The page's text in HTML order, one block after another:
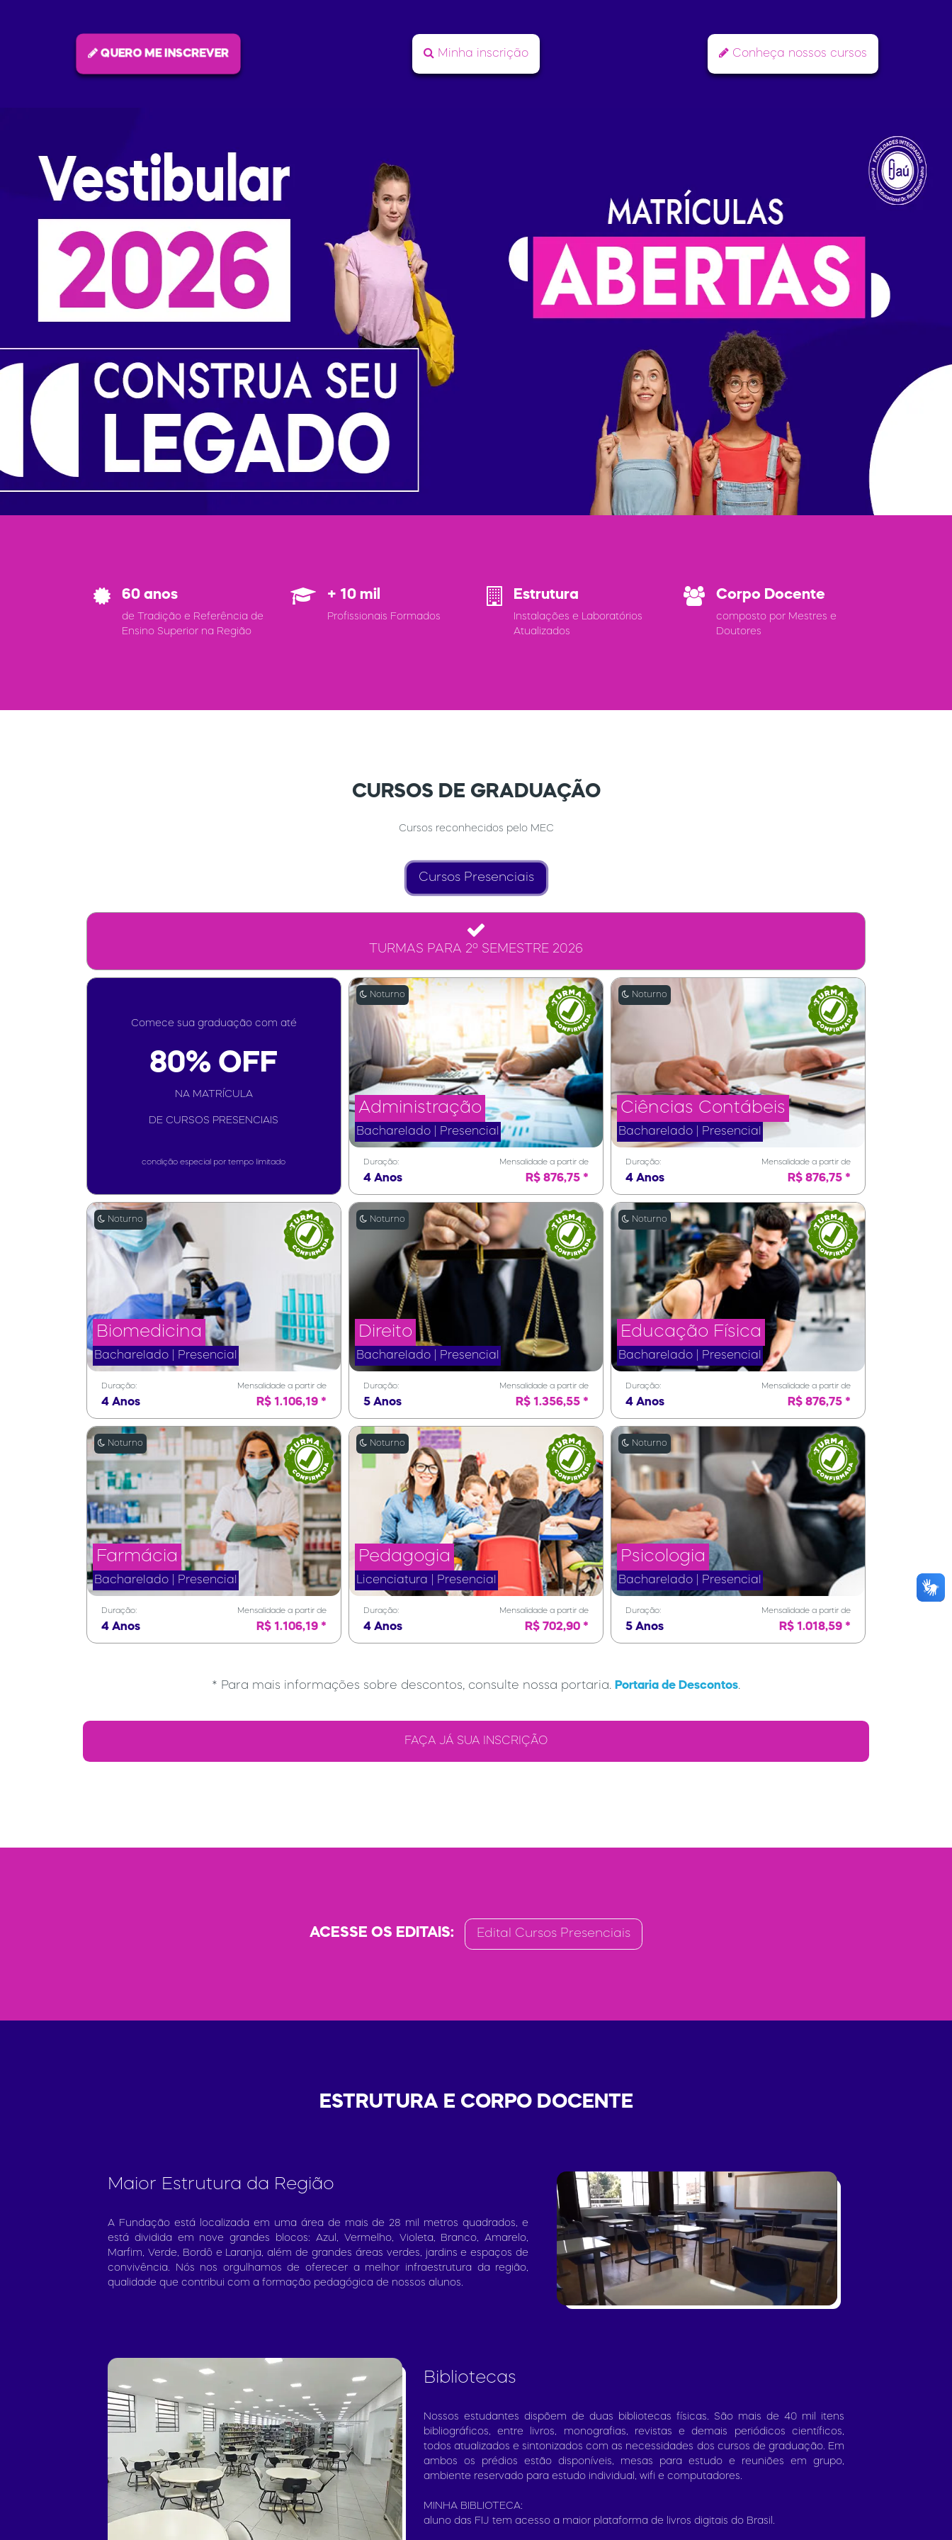
QUERO ME INSCREVER Minha inscrição Conheça nossos cursos
60 anos
de Tradição e Referência de
Ensino Superior na Região
+ 10 mil
Profissionais Formados
Estrutura
Instalações e Laboratórios
Atualizados
Corpo Docente
composto por Mestres e
Doutores
CURSOS DE GRADUAÇÃO
Cursos reconhecidos pelo MEC
Cursos Presenciais
TURMAS PARA 2º SEMESTRE 2026
Comece sua graduação com até
80% OFF
NA MATRÍCULA
DE CURSOS PRESENCIAIS
condição especial por tempo limitado
Noturno
Administração
Bacharelado | Presencial
Duração:
4 Anos
Mensalidade a partir de
R$ 876,75 *
Noturno
Ciências Contábeis
Bacharelado | Presencial
Duração:
4 Anos
Mensalidade a partir de
R$ 876,75 *
Noturno
Biomedicina
Bacharelado | Presencial
Duração:
4 Anos
Mensalidade a partir de
R$ 1.106,19 *
Noturno
Direito
Bacharelado | Presencial
Duração:
5 Anos
Mensalidade a partir de
R$ 1.356,55 *
Noturno
Educação Física
Bacharelado | Presencial
Duração:
4 Anos
Mensalidade a partir de
R$ 876,75 *
Noturno
Farmácia
Bacharelado | Presencial
Duração:
4 Anos
Mensalidade a partir de
R$ 1.106,19 *
Noturno
Pedagogia
Licenciatura | Presencial
Duração:
4 Anos
Mensalidade a partir de
R$ 702,90 *
Noturno
Psicologia
Bacharelado | Presencial
Duração:
5 Anos
Mensalidade a partir de
R$ 1.018,59 *
* Para mais informações sobre descontos, consulte nossa portaria. Portaria de Descontos.
FAÇA JÁ SUA INSCRIÇÃO
ACESSE OS EDITAIS: Edital Cursos Presenciais
ESTRUTURA E CORPO DOCENTE
Maior Estrutura da Região
A Fundação está localizada em uma área de mais de 28 mil metros quadrados, e
está dividida em nove grandes blocos: Azul, Vermelho, Violeta, Branco, Amarelo,
Marfim, Verde, Bordô e Laranja, além de grandes áreas verdes, jardins e espaços de
convivência. Nós nos orgulhamos de oferecer a melhor infraestrutura da região,
qualidade que contribui com a formação pedagógica de nossos alunos.
Bibliotecas
Nossos estudantes dispõem de duas bibliotecas físicas. São mais de 40 mil itens
bibliográficos, entre livros, monografias, revistas e demais periódicos científicos,
todos atualizados e sintonizados com as necessidades dos cursos de graduação. Em
ambos os prédios estão disponíveis, mesas para estudo e reuniões em grupo,
ambiente reservado para estudo individual, wifi e computadores.
MINHA BIBLIOTECA:
aluno das FIJ tem acesso a maior plataforma de livros digitais do Brasil.